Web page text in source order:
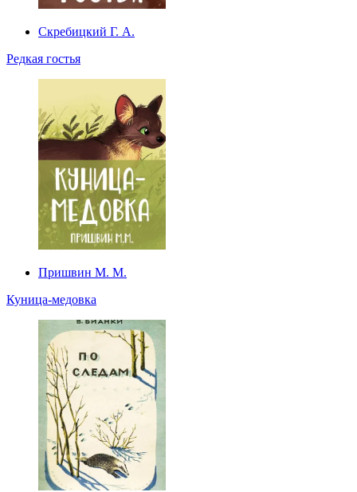
Скребицкий Г. А.
Редкая гостья
Пришвин М. М.
Куница-медовка